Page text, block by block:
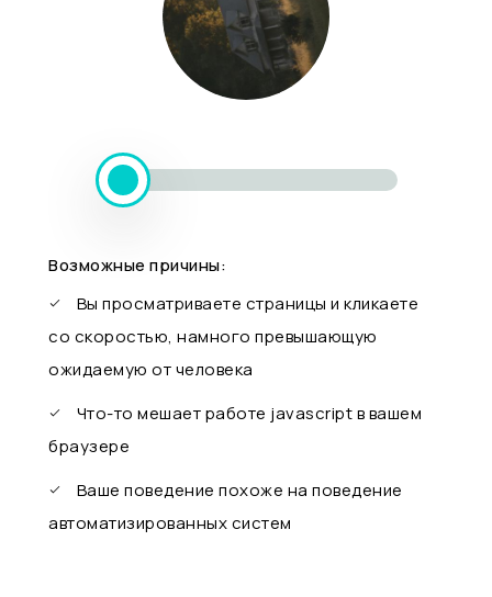
Возможные причины:
Вы просматриваете страницы и кликаете
со скоростью, намного превышающую
ожидаемую от человека
Что-то мешает работе javascript в вашем
браузере
Ваше поведение похоже на поведение
автоматизированных систем